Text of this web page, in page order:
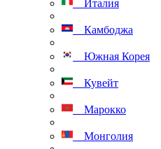
Италия
Камбоджа
Южная Корея
Кувейт
Марокко
Монголия